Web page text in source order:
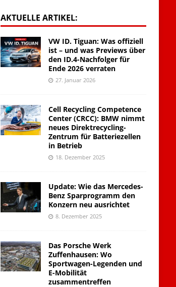
AKTUELLE ARTIKEL:
VW ID. Tiguan: Was offiziell
ist – und was Previews über
den ID.4-Nachfolger für
Ende 2026 verraten
27. Januar 2026
Cell Recycling Competence
Center (CRCC): BMW nimmt
neues Direktrecycling-
Zentrum für Batteriezellen
in Betrieb
18. Dezember 2025
Update: Wie das Mercedes-
Benz Sparprogramm den
Konzern neu ausrichtet
8. Dezember 2025
Das Porsche Werk
Zuffenhausen: Wo
Sportwagen-Legenden und
E-Mobilität
zusammentreffen